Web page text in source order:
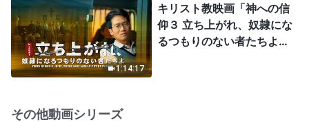
1:14:17
キリスト教映画「神への信
仰３ 立ち上がれ、奴隷にな
るつもりのない者たちよ」
その他動画シリーズ